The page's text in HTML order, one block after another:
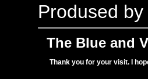
Prodused by
The Blue and
Thank you for your visit. I